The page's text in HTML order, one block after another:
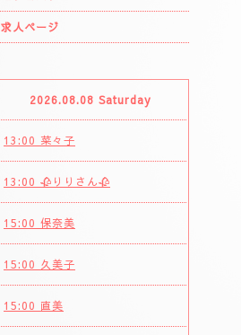
求人ページ
2026.08.08 Saturday
13:00 菜々子
13:00 🥀りりさん🥀
15:00 保奈美
15:00 久美子
15:00 直美